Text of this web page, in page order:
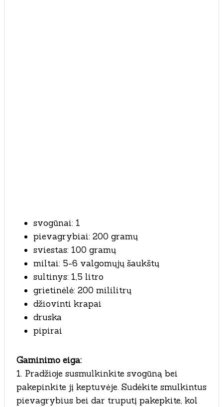
svogūnai: 1
pievagrybiai: 200 gramų
sviestas: 100 gramų
miltai: 5-6 valgomųjų šaukštų
sultinys: 1,5 litro
grietinėlė: 200 mililitrų
džiovinti krapai
druska
pipirai
Gaminimo eiga:
1. Pradžioje susmulkinkite svogūną bei
pakepinkite jį keptuvėje. Sudėkite smulkintus
pievagrybius bei dar truputį pakepkite, kol